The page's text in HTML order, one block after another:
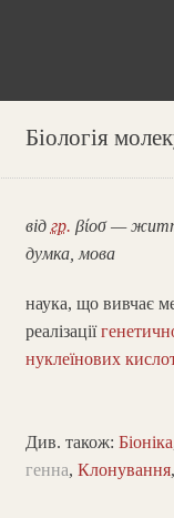
Біологія
від гр. βίοσ —
думка, мова
наука, що вивчає
реалізації
нуклеїнових
Див. також: Біоніка
генна, Клонування,